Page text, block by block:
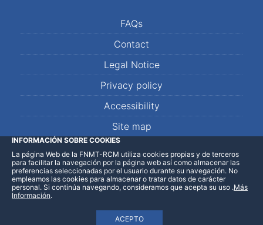
FAQs
Contact
Legal Notice
Privacy policy
Accessibility
Site map
LinkedInFacebookWhatsApp
INFORMACIÓN SOBRE COOKIES
La página Web de la FNMT-RCM utiliza cookies propias y de terceros
para facilitar la navegación por la página web así como almacenar las
preferencias seleccionadas por el usuario durante su navegación. No
empleamos las cookies para almacenar o tratar datos de carácter
personal. Si continúa navegando, consideramos que acepta su uso
ACEPTO
.Más
Información.